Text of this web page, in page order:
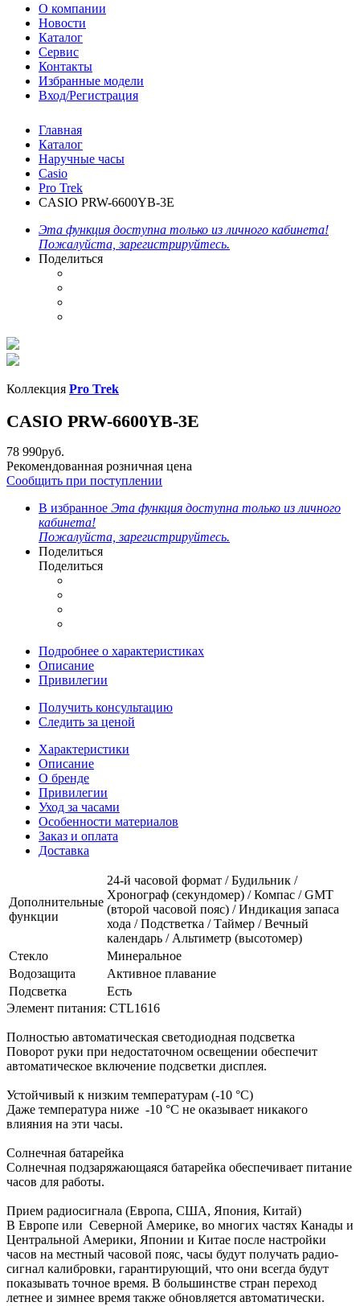
О компании
Новости
Каталог
Сервис
Контакты
Избранные модели
Вход/Регистрация
Главная
Каталог
Наручные часы
Casio
Pro Trek
CASIO PRW-6600YB-3E
Эта функция доступна только из личного кабинета!
Пожалуйста, зарегистрируйтесь.
Поделиться
Коллекция Pro Trek
CASIO PRW-6600YB-3E
78 990руб.
Рекомендованная розничная цена
Сообщить при поступлении
В избранное Эта функция доступна только из личного
кабинета!
Пожалуйста, зарегистрируйтесь.
Поделиться
Поделиться
Подробнее о характеристиках
Описание
Привилегии
Получить консультацию
Следить за ценой
Характеристики
Описание
О бренде
Привилегии
Уход за часами
Особенности материалов
Заказ и оплата
Доставка
Дополнительные
функции
24-й часовой формат / Будильник /
Хронограф (секундомер) / Компас / GMT
(второй часовой пояс) / Индикация запаса
хода / Подстветка / Таймер / Вечный
календарь / Альтиметр (высотомер)
Стекло
Минеральное
Водозащита
Активное плавание
Подсветка
Есть
Элемент питания: CTL1616
Полностью автоматическая светодиодная подсветка
Поворот руки при недостаточном освещении обеспечит
автоматическое включение подсветки дисплея.
Устойчивый к низким температурам (-10 °C)
Даже температура ниже -10 °C не оказывает никакого
влияния на эти часы.
Солнечная батарейка
Солнечная подзаряжающаяся батарейка обеспечивает питание
часов для работы.
Прием радиосигнала (Европа, США, Япония, Китай)
В Европе или Северной Америке, во многих частях Канады и
Центральной Америки, Японии и Китае после настройки
часов на местный часовой пояс, часы будут получать радио-
сигнал калибровки, гарантирующий, что они всегда будут
показывать точное время. В большинстве стран переход
летнее и зимнее время также обновляется автоматически.